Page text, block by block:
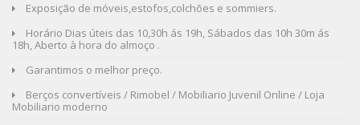
Exposição de móveis,estofos,colchões e sommiers.
Horário Dias úteis das 10,30h ás 19h, Sábados das 10h 30m ás
18h, Aberto à hora do almoço .
Garantimos o melhor preço.
Berços convertíveis / Rimobel / Mobiliario Juvenil Online / Loja
Mobiliario moderno